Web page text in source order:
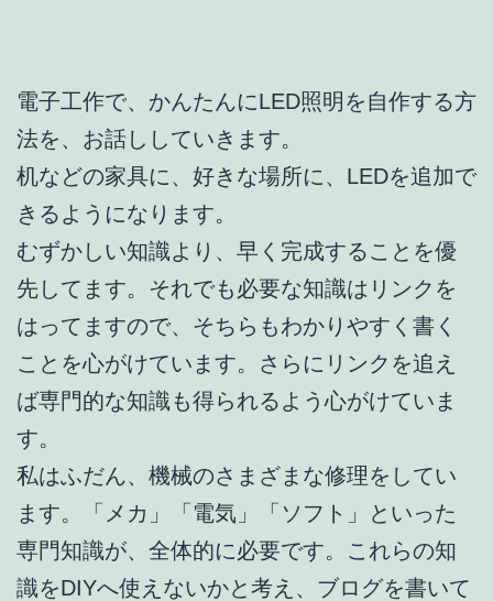
電子工作で、かんたんにLED照明を自作する方
法を、お話ししていきます。
机などの家具に、好きな場所に、LEDを追加で
きるようになります。
むずかしい知識より、早く完成することを優
先してます。それでも必要な知識はリンクを
はってますので、そちらもわかりやすく書く
ことを心がけています。さらにリンクを追え
ば専門的な知識も得られるよう心がけていま
す。
私はふだん、機械のさまざまな修理をしてい
ます。「メカ」「電気」「ソフト」といった
専門知識が、全体的に必要です。これらの知
識をDIYへ使えないかと考え、ブログを書いて